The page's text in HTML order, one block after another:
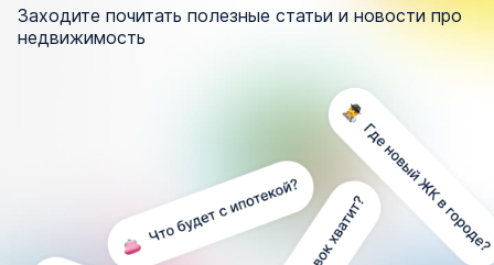
Заходите почитать полезные статьи и новости про
недвижимость